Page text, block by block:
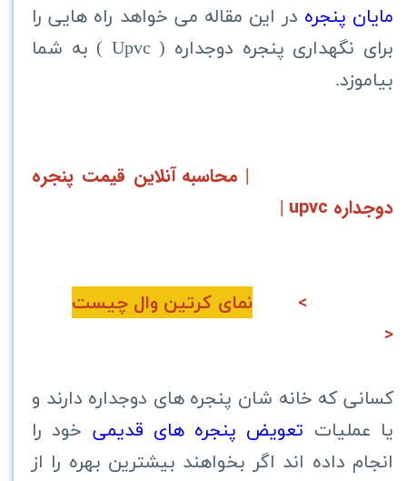
مايان پنجره در این مقاله می خواهد راه هایی را
برای نگهداری پنجره دوجداره ( Upvc ) به شما
بياموزد.
| محاسبه آنلاین قیمت پنجره
دوجداره upvc
|
>نمای کرتین وال چیست
<
کسانی که خانه شان پنجره های دوجداره دارند و
یا عملیات تعویض پنجره های قدیمی خود را
انجام داده اند اگر بخواهند بیشترین بهره را از